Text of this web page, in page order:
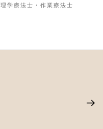
理学療法士・作業療法士